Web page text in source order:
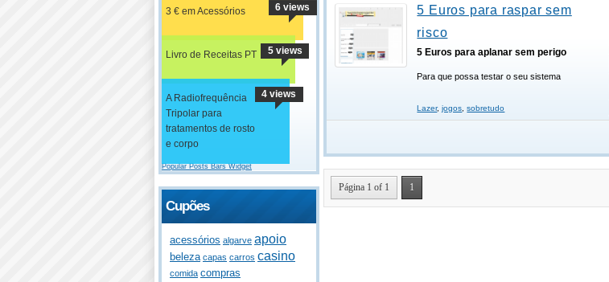
3 € em Acessórios 6 views
Livro de Receitas PT 5 views
A Radiofrequência
Tripolar para
tratamentos de rosto
e corpo
4 views
Popular Posts Bars Widget
Cupões
acessórios algarve apoio
beleza capas carros casino
comida compras
5 Euros para raspar sem
risco
5 Euros para aplanar sem perigo
Para que possa testar o seu sistema
Lazer,jogos ,sobretudo
Página 1 of 1 1